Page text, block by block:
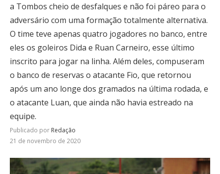
a Tombos cheio de desfalques e não foi páreo para o
adversário com uma formação totalmente alternativa.
O time teve apenas quatro jogadores no banco, entre
eles os goleiros Dida e Ruan Carneiro, esse último
inscrito para jogar na linha. Além deles, compuseram
o banco de reservas o atacante Fio, que retornou
após um ano longe dos gramados na última rodada, e
o atacante Luan, que ainda não havia estreado na
equipe.
Publicado por Redação
21 de novembro de 2020